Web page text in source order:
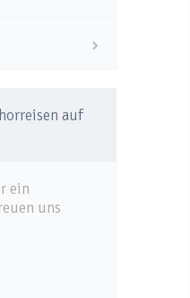
auf
ein
uns